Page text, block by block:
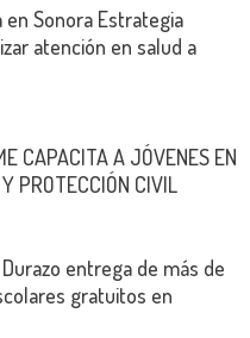
Sonora Estrategia
atención en salud a
CAPACITA A JÓVENES EN
PROTECCIÓN CIVIL
entrega de más de
gratuitos en